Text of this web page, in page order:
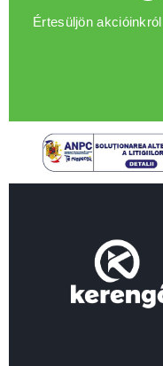
Értesüljön